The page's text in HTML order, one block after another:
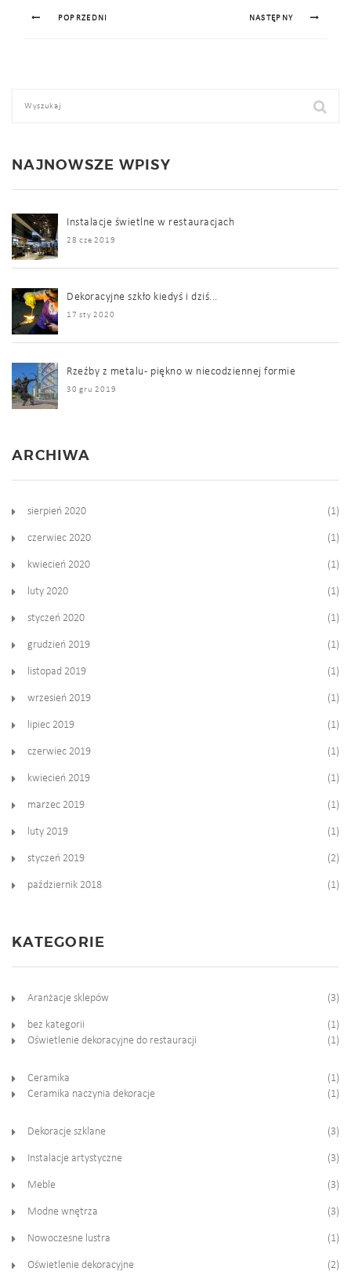
POPRZEDNI NASTĘPNY
NAJNOWSZE WPISY
Instalacje świetlne w restauracjach
28 cze 2019
Dekoracyjne szkło kiedyś i dziś...
17 sty 2020
Rzeźby z metalu - piękno w niecodziennej formie
30 gru 2019
ARCHIWA
sierpień 2020 (1)
czerwiec 2020 (1)
kwiecień 2020 (1)
luty 2020 (1)
styczeń 2020 (1)
grudzień 2019 (1)
listopad 2019 (1)
wrzesień 2019 (1)
lipiec 2019 (1)
czerwiec 2019 (1)
kwiecień 2019 (1)
marzec 2019 (1)
luty 2019 (1)
styczeń 2019 (2)
październik 2018 (1)
KATEGORIE
Aranżacje sklepów (3)
bez kategorii
(1)
Oświetlenie dekoracyjne do restauracji
(1)
Ceramika
(1)
Ceramika naczynia dekoracje
(1)
Dekoracje szklane (3)
Instalacje artystyczne (3)
Meble (3)
Modne wnętrza (3)
Nowoczesne lustra (1)
Oświetlenie dekoracyjne (2)